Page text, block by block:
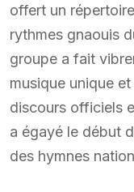
offert un
rythmes gnaouis
groupe a fait
musique unique
discours officiels
a égayé le début
des hymnes